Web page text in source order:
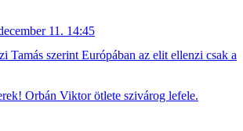
11. 14:45
Tamás szerint Európában az elit ellenzi csak a
Orbán Viktor ötlete szivárog lefele.